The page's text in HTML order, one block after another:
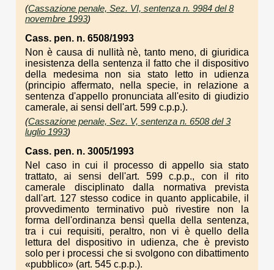
(Cassazione penale, Sez. VI, sentenza n. 9984 del 8
novembre 1993)
Cass. pen. n. 6508/1993
Non è causa di nullità nè, tanto meno, di giuridica
inesistenza della sentenza il fatto che il dispositivo
della medesima non sia stato letto in udienza
(principio affermato, nella specie, in relazione a
sentenza d'appello pronunciata all'esito di giudizio
camerale, ai sensi dell'art. 599 c.p.p.).
(Cassazione penale, Sez. V, sentenza n. 6508 del 3
luglio 1993)
Cass. pen. n. 3005/1993
Nel caso in cui il processo di appello sia stato
trattato, ai sensi dell'art. 599 c.p.p., con il rito
camerale disciplinato dalla normativa prevista
dall'art. 127 stesso codice in quanto applicabile, il
provvedimento terminativo può rivestire non la
forma dell'ordinanza bensì quella della sentenza,
tra i cui requisiti, peraltro, non vi è quello della
lettura del dispositivo in udienza, che è previsto
solo per i processi che si svolgono con dibattimento
«pubblico» (art. 545 c.p.p.).